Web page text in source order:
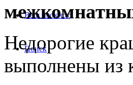
Ваш блокнот
Поиск
Недорогие
выполнены из